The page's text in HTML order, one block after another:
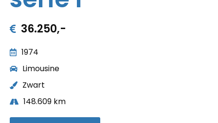
36.250,-
1974
Limousine
Zwart
148.609 km